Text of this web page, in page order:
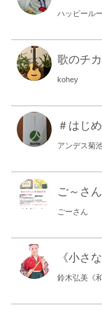
ハッピール
歌のチ
kohey
＃はじ
アンデス菊
ご～さ
ごーさん
《小さ
鈴木弘美《